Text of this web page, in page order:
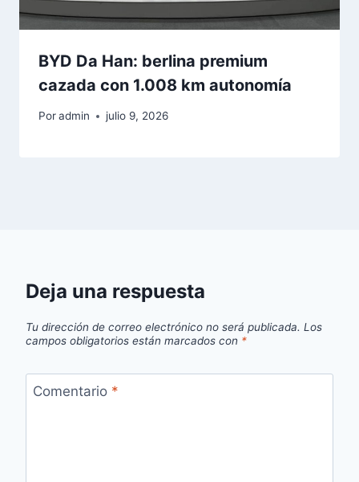
BYD Da Han: berlina premium
cazada con 1.008 km autonomía
Poradmin julio 9, 2026
Deja una respuesta
Tu dirección de correo electrónico no será publicada. Los
campos obligatorios están marcados con *
Comentario *